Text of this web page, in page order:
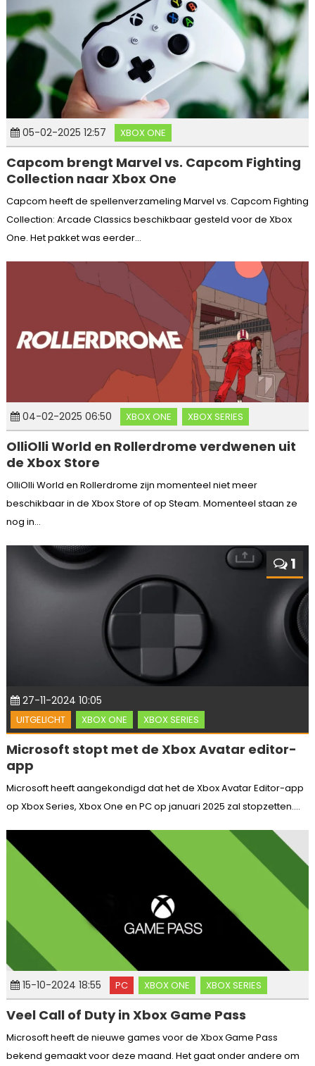
05-02-2025 12:57 XBOX ONE
Capcom brengt Marvel vs. Capcom Fighting
Collection naar Xbox One
Capcom heeft de spellenverzameling Marvel vs. Capcom Fighting
Collection: Arcade Classics beschikbaar gesteld voor de Xbox
One. Het pakket was eerder...
04-02-2025 06:50 XBOX ONE XBOX SERIES
OlliOlli World en Rollerdrome verdwenen uit
de Xbox Store
OlliOlli World en Rollerdrome zijn momenteel niet meer
beschikbaar in de Xbox Store of op Steam. Momenteel staan ​​ze
nog in...
1
27-11-2024 10:05
UITGELICHT XBOX ONE XBOX SERIES
Microsoft stopt met de Xbox Avatar editor-
app
Microsoft heeft aangekondigd dat het de Xbox Avatar Editor-app
op Xbox Series, Xbox One en PC op januari 2025 zal stopzetten....
15-10-2024 18:55 PC XBOX ONE XBOX SERIES
Veel Call of Duty in Xbox Game Pass
Microsoft heeft de nieuwe games voor de Xbox Game Pass
bekend gemaakt voor deze maand. Het gaat onder andere om